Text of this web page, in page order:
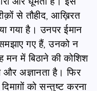
से तौहीद, आख़िरत
गया है। उनपर ईमान
गए हैं, उनको न
मन में बिठाने की कोशिश
अज्ञानता है। फिर
को सन्तुष्ट करना